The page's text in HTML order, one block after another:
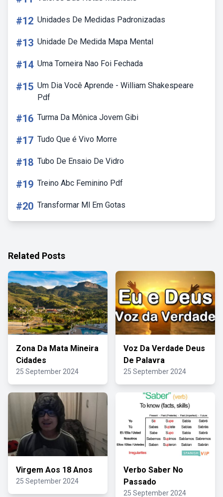
#12 Unidades De Medidas Padronizadas
#13 Unidade De Medida Mapa Mental
#14 Uma Torneira Nao Foi Fechada
#15 Um Dia Você Aprende - William Shakespeare
Pdf
#16 Turma Da Mônica Jovem Gibi
#17 Tudo Que é Vivo Morre
#18 Tubo De Ensaio De Vidro
#19 Treino Abc Feminino Pdf
#20 Transformar Ml Em Gotas
Related Posts
Zona Da Mata Mineira
Cidades
25 September 2024
Voz Da Verdade Deus
De Palavra
25 September 2024
Virgem Aos 18 Anos
25 September 2024
Verbo Saber No
Passado
25 September 2024